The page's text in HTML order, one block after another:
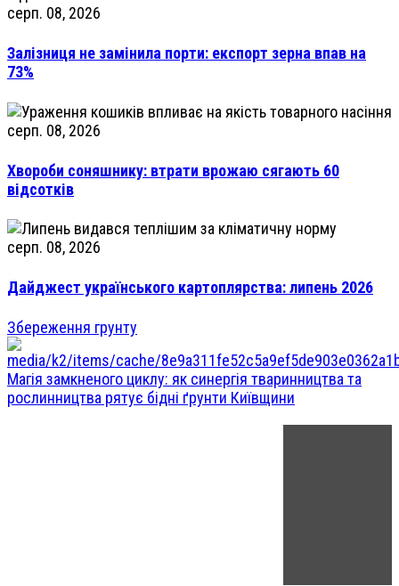
серп. 08, 2026
Залізниця не замінила порти: експорт зерна впав на
73%
серп. 08, 2026
Хвороби соняшнику: втрати врожаю сягають 60
відсотків
серп. 08, 2026
Дайджест українського картоплярства: липень 2026
Збереження грунту
Магія замкненого циклу: як синергія тваринництва та
рослинництва рятує бідні ґрунти Київщини